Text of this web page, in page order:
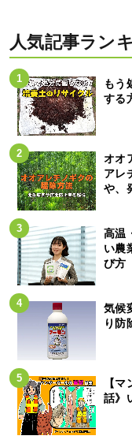
人気記事ラン
もう
する
オオ
アレ
や、
高温
い農
び方
気候
り防
【
話》